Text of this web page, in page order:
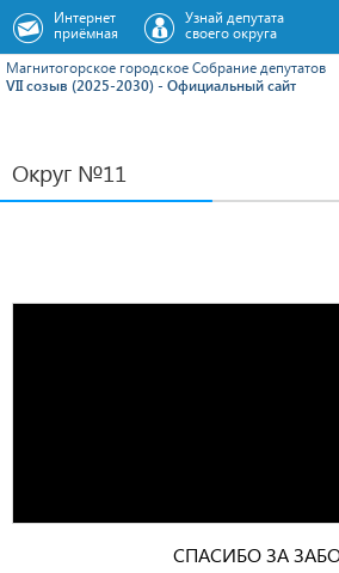
Магнитогорское городское Cобрание депутатов
VII созыв (2025-2030) - Официальный сайт
Интернет
приёмная
Узнай депутата
своего округа
Округ №11
СПАСИБО ЗА